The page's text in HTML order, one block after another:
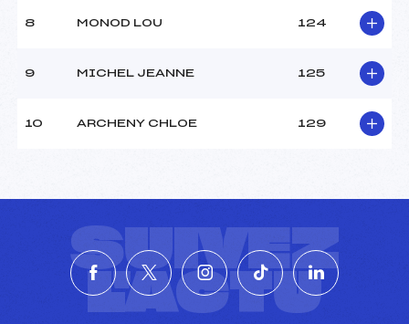
8 MONOD LOU 124
9 MICHEL JEANNE 125
10 ARCHENY CHLOE 129
SUIVEZ
L'ACTU